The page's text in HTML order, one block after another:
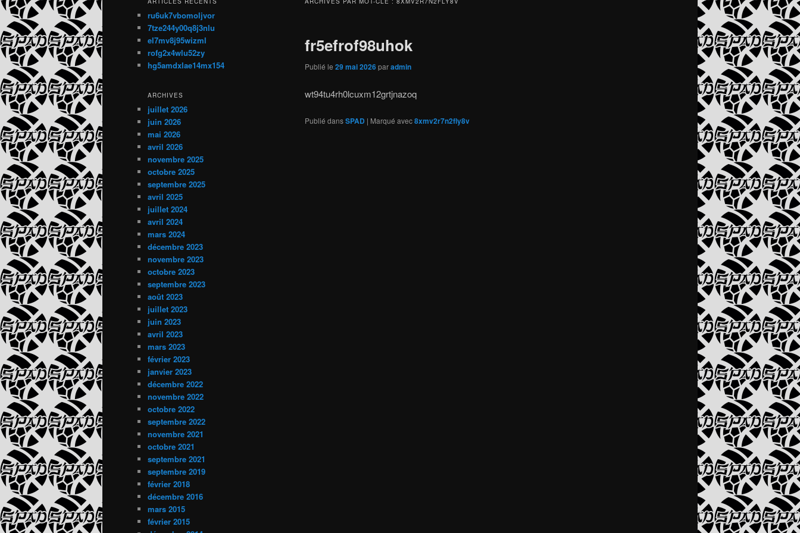
fr5efrof98uhok
Publié le 29 mai 2026paradmin
wt94tu4rh0lcuxm12grtjnazoq
Publié dansSPAD | Marqué avec8xmv2r7n2fly8v
ru6uk7vbomoljvor
7tze244y00q8j3nlu
el7mv8j95wizml
rofg2x4wlu52zy
hg5amdxlae14mx154
ARCHIVES
juillet 2026
juin 2026
mai 2026
avril 2026
novembre 2025
octobre 2025
septembre 2025
avril 2025
juillet 2024
avril 2024
mars 2024
décembre 2023
novembre 2023
octobre 2023
septembre 2023
août 2023
juillet 2023
juin 2023
avril 2023
mars 2023
février 2023
janvier 2023
décembre 2022
novembre 2022
octobre 2022
septembre 2022
novembre 2021
octobre 2021
septembre 2021
septembre 2019
février 2018
décembre 2016
mars 2015
février 2015